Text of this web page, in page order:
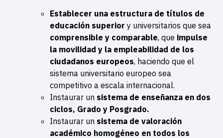
Establecer una estructura de títulos de
educación superior y universitarios que sea
comprensible y comparable, que impulse
la movilidad y la empleabilidad de los
ciudadanos europeos, haciendo que el
sistema universitario europeo sea
competitivo a escala internacional.
Instaurar un sistema de enseñanza en dos
ciclos, Grado y Posgrado.
Instaurar un sistema de valoración
académico homogéneo en todos los